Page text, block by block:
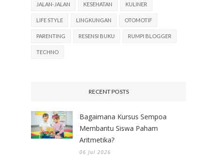
JALAN-JALAN KESEHATAN KULINER
LIFE STYLE LINGKUNGAN OTOMOTIF
PARENTING RESENSI BUKU RUMPI BLOGGER
TECHNO
RECENT POSTS
Bagaimana Kursus Sempoa
Membantu Siswa Paham
Aritmetika?
06 Jul 2026